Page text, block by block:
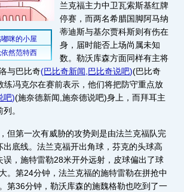
兰克福主力中卫瓦索斯基红牌
停赛，而两名希腊国脚阿马纳
蒂迪斯与基尔贾科斯则有伤在
身，届时能否上场尚属未知
数。勒沃库森方面同样有主将
与巴比奇(巴比奇新闻 巴比奇说吧)(巴比奇
冯克尔在赛前表示，他们将把防守重点放
吧)(施奈德新闻,施奈德说吧)身上，而拜耳主
。
第一次有威胁的攻势则是由法兰克福队完
底线。法兰克福开出角球，芬克的头球高
，施特雷勒28米开外远射，皮球偏出了球
。第24分钟，法兰克福的施特雷勒在拼抢中
第36分钟，勒沃库森的施魏格勒也吃到了一